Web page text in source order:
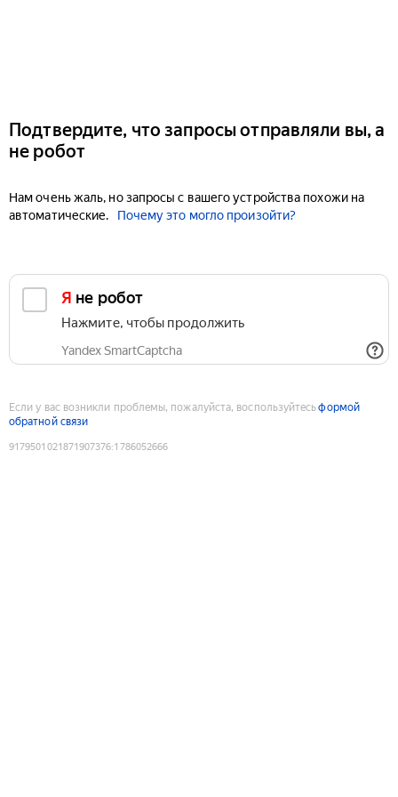
Подтвердите, что запросы отправляли вы, а
не робот
Нам очень жаль, но запросы с вашего устройства похожи на
автоматические.
Почему это могло произойти?
Я не робот
Нажмите, чтобы продолжить
Yandex SmartCaptcha
Если у вас возникли проблемы, пожалуйста, воспользуйтесьформой
обратной связи
9179501021871907376:1786052666